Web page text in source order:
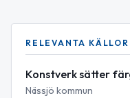
RELEVANTA KÄLLOR
Konstverk sätter
Nässjö kommun